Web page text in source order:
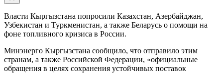
Власти Кыргызстана попросили Казахстан, Азербайджан,
Узбекистан и Туркменистан, а также Беларусь о помощи на
фоне топливного кризиса в России.
Минэнерго Кыргызстана сообщило, что отправило этим
странам, а также Российской Федерации, «официальные
обращения в целях сохранения устойчивых поставок